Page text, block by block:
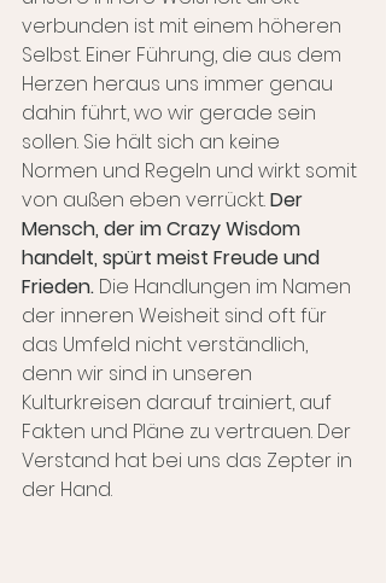
verbunden ist mit einem höheren
Selbst. Einer Führung, die aus dem
Herzen heraus uns immer genau
dahin führt, wo wir gerade sein
sollen. Sie hält sich an keine
Normen und Regeln und wirkt somit
von außen eben verrückt. Der
Mensch, der im Crazy Wisdom
handelt, spürt meist Freude und
Frieden. Die Handlungen im Namen
der inneren Weisheit sind oft für
das Umfeld nicht verständlich,
denn wir sind in unseren
Kulturkreisen darauf trainiert, auf
Fakten und Pläne zu vertrauen. Der
Verstand hat bei uns das Zepter in
der Hand.